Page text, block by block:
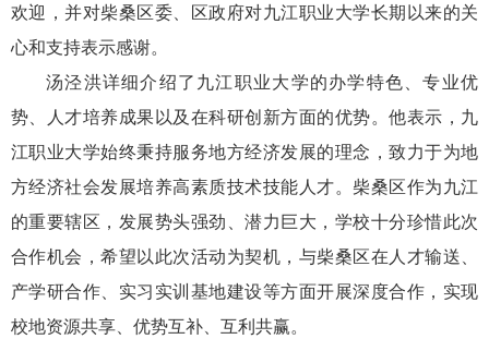
欢迎，并对柴桑区委、区政府对九江职业大学长期以来的关
心和支持表示感谢。
汤泾洪详细介绍了九江职业大学的办学特色、专业优
势、人才培养成果以及在科研创新方面的优势。他表示，九
江职业大学始终秉持服务地方经济发展的理念，致力于为地
方经济社会发展培养高素质技术技能人才。柴桑区作为九江
的重要辖区，发展势头强劲、潜力巨大，学校十分珍惜此次
合作机会，希望以此次活动为契机，与柴桑区在人才输送、
产学研合作、实习实训基地建设等方面开展深度合作，实现
校地资源共享、优势互补、互利共赢。